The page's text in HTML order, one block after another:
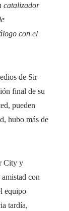
catalizador
con el
de Sir
final de su
pueden
hubo más de
City y
con
equipo
tardía,